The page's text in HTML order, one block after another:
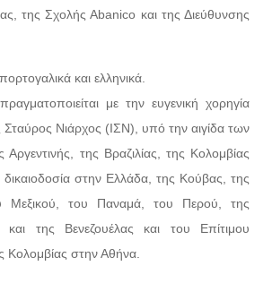
της Σχολής Αbanico και της Διεύθυνσης
και ελληνικά.
με την ευγενική χορηγία
Σταύρος Νιάρχος (ΙΣΝ), υπό την αιγίδα των
Αργεντινής, της Βραζιλίας, της Κολομβίας
δικαιοδοσία στην Ελλάδα, της Κούβας, της
Μεξικού, του Παναμά, του Περού, της
της Βενεζουέλας και του Επίτιμου
Κολομβίας στην Αθήνα.